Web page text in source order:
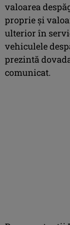
valoarea
proprie şi
ulterior în
vehiculele
prezintă
comunicat.